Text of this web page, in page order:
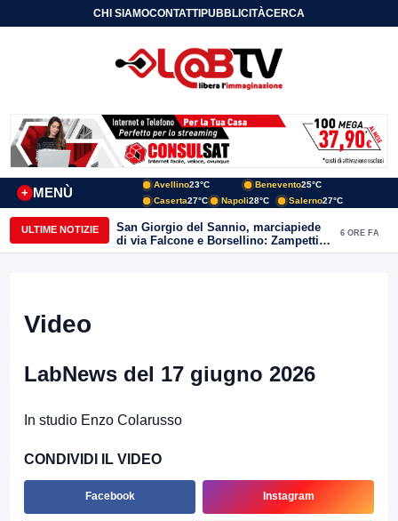
CHI SIAMOCONTATTIPUBBLICITÀCERCA
MENÙ
+
Avellino23°C Benevento25°C
Caserta27°C Napoli28°C Salerno27°C
ULTIME NOTIZIE
San Giorgio del Sannio, marciapiede
di via Falcone e Borsellino: Zampetti e
Lombardi replicano alle polemiche
6 ORE FA
Video
LabNews del 17 giugno 2026
In studio Enzo Colarusso
CONDIVIDI IL VIDEO
Facebook Instagram